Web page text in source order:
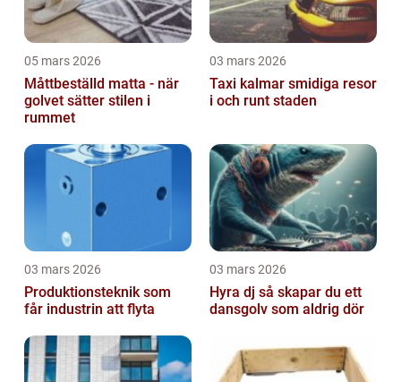
05 mars 2026
Måttbeställd matta - när
golvet sätter stilen i
rummet
03 mars 2026
Taxi kalmar smidiga resor
i och runt staden
03 mars 2026
Produktionsteknik som
får industrin att flyta
03 mars 2026
Hyra dj så skapar du ett
dansgolv som aldrig dör